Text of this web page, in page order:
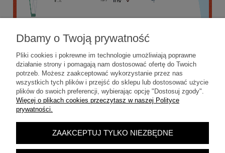
POKAŻ PEŁNĄ WERSJĘ STRONY
Sklep internetowy Shoper.pl
Dbamy o Twoją prywatność
Pliki cookies i pokrewne im technologie umożliwiają poprawne
działanie strony i pomagają nam dostosować ofertę do Twoich
potrzeb. Możesz zaakceptować wykorzystanie przez nas
wszystkich tych plików i przejść do sklepu lub dostosować użycie
plików do swoich preferencji, wybierając opcję "Dostosuj zgody".
Więcej o plikach cookies przeczytasz w naszej Polityce
prywatności.
ZAAKCEPTUJ TYLKO NIEZBĘDNE